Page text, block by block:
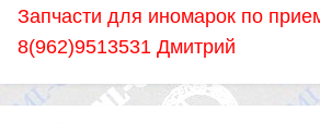
Запчасти для иномарок по
8(962)9513531 Дмитрий